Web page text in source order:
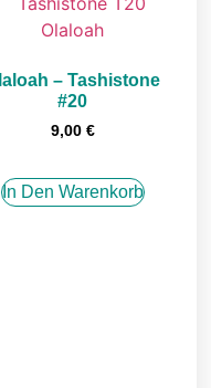
– Tashistone
#20
9,00 €
In Den Warenkorb